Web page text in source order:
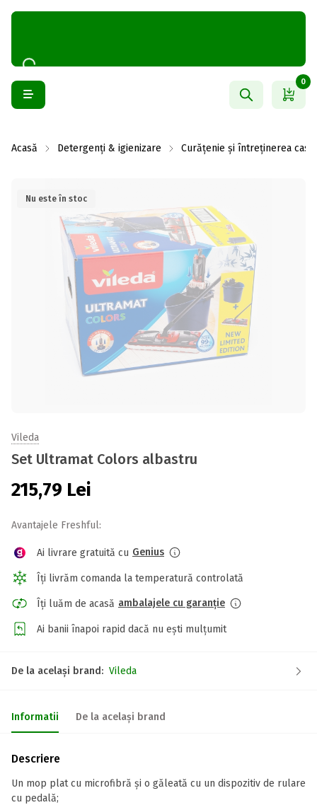
0
Acasă Detergenți & igienizare Curățenie și întreținerea casei
Nu este în stoc
Vileda
Set Ultramat Colors albastru
215,79 Lei
Avantajele Freshful:
Ai livrare gratuită cu Genius
Îți livrăm comanda la temperatură controlată
Îți luăm de acasă ambalajele cu garanție
Ai banii înapoi rapid dacă nu ești mulțumit
De la același brand: Vileda
Informatii De la același brand
Descriere
Un mop plat cu microfibră și o găleată cu un dispozitiv de rulare
cu pedală;